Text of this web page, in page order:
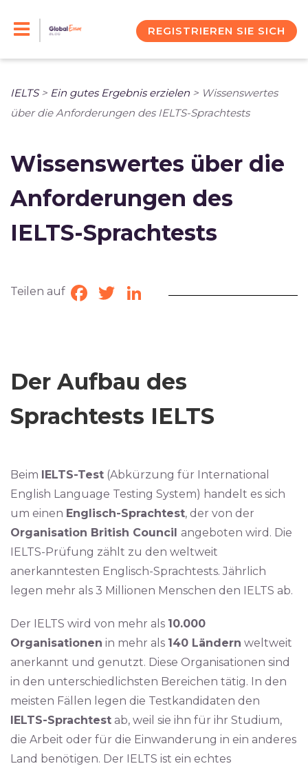
REGISTRIEREN SIE SICH
IELTS> Ein gutes Ergebnis erzielen > Wissenswertes
über die Anforderungen des IELTS-Sprachtests
Wissenswertes über die
Anforderungen des
IELTS-Sprachtests
Teilen auf Facebook
TwitterLinkedIn
Der Aufbau des
Sprachtests IELTS
Beim IELTS-Test (Abkürzung für International
English Language Testing System) handelt es sich
um einen Englisch-Sprachtest, der von der
Organisation British Council angeboten wird. Die
IELTS-Prüfung zählt zu den weltweit
anerkanntesten Englisch-Sprachtests. Jährlich
legen mehr als 3 Millionen Menschen den IELTS ab.
Der IELTS wird von mehr als 10.000
Organisationen in mehr als 140 Ländern weltweit
anerkannt und genutzt. Diese Organisationen sind
in den unterschiedlichsten Bereichen tätig. In den
meisten Fällen legen die Testkandidaten den
IELTS-Sprachtest ab, weil sie ihn für ihr Studium,
die Arbeit oder für die Einwanderung in ein anderes
Land benötigen. Der IELTS ist ein echtes